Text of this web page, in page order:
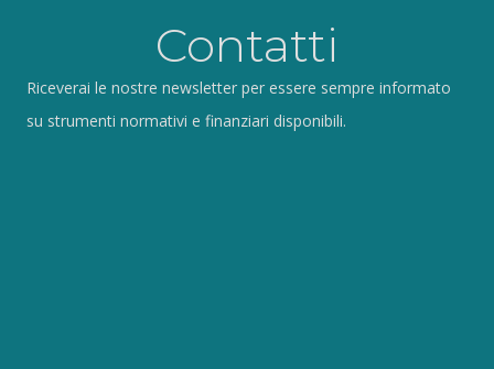
Contatti
Riceverai le nostre newsletter per essere sempre informato
su strumenti normativi e finanziari disponibili.